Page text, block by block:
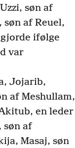
søn af
af Reuel,
ifølge
var
Jojarib,
af Meshullam,
en leder
søn af
Masaj, søn